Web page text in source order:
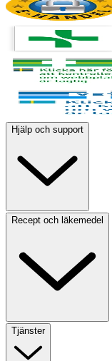
Hjälp och support
Recept och läkemedel
Tjänster